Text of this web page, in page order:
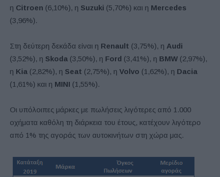
η Citroen (6,10%), η Suzuki (5,70%) και η Mercedes
(3,96%).
Στη δεύτερη δεκάδα είναι η Renault (3,75%), η Audi
(3,52%), η Skoda (3,50%), η Ford (3,41%), η BMW (2,97%),
η Kia (2,82%), η Seat (2,75%), η Volvo (1,62%), η Dacia
(1,61%) και η MINI (1,55%).
Οι υπόλοιπες μάρκες με πωλήσεις λιγότερες από 1.000
οχήματα καθόλη τη διάρκεια του έτους, κατέχουν λιγότερο
από 1% της αγοράς των αυτοκινήτων στη χώρα μας.